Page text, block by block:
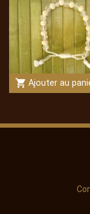
shopping_cart Ajouter au